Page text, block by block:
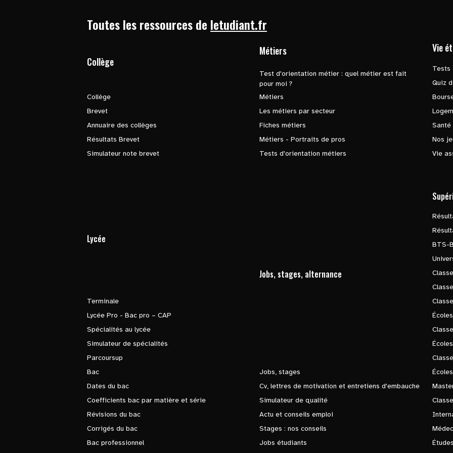
Toutes les ressources de letudiant.fr
Collège
Collège
Brevet
Annuaire des collèges
Résultats Brevet
Simulateur note brevet
Métiers
Test d'orientation métier : quel métier est fait
pour moi ?
Métiers
Les métiers par secteur
Fiches métiers
Métiers - Portraits de pros
Tests d'orientation métiers
Vie
Tests
Quiz
Santé
Nos
Vie
Lycée
Terminale
Lycée Pro - Bac pro – CAP
Spécialités au lycée
Simulateur de spécialités
Parcoursup
Bac
Dates du bac
Coefficients bac par matière et série
Révisions du bac
Corrigés du bac
Bac professionnel
Jobs, stages, alternance
Jobs, stages
Cv, lettres de motivation et entretiens d'embauche
Simulateur de qualité
Actu et conseils emploi
Stages : nos conseils
Jobs étudiants
BTS-